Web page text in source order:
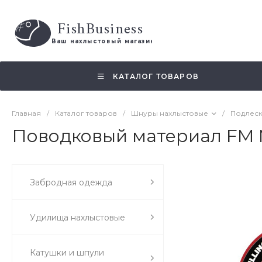
FishBusiness
Ваш нахлыстовый магазин
КАТАЛОГ ТОВАРОВ
Главная / Каталог товаров / Шнуры нахлыстовые /
Поводковый материал FM
Забродная одежда
Удилища нахлыстовые
Катушки и шпули